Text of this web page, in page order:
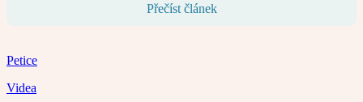
Přečíst článek
Petice
Videa